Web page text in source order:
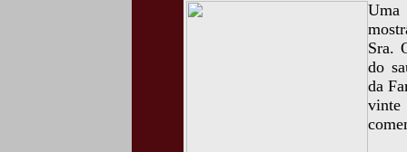
Uma
Sra.
do
da